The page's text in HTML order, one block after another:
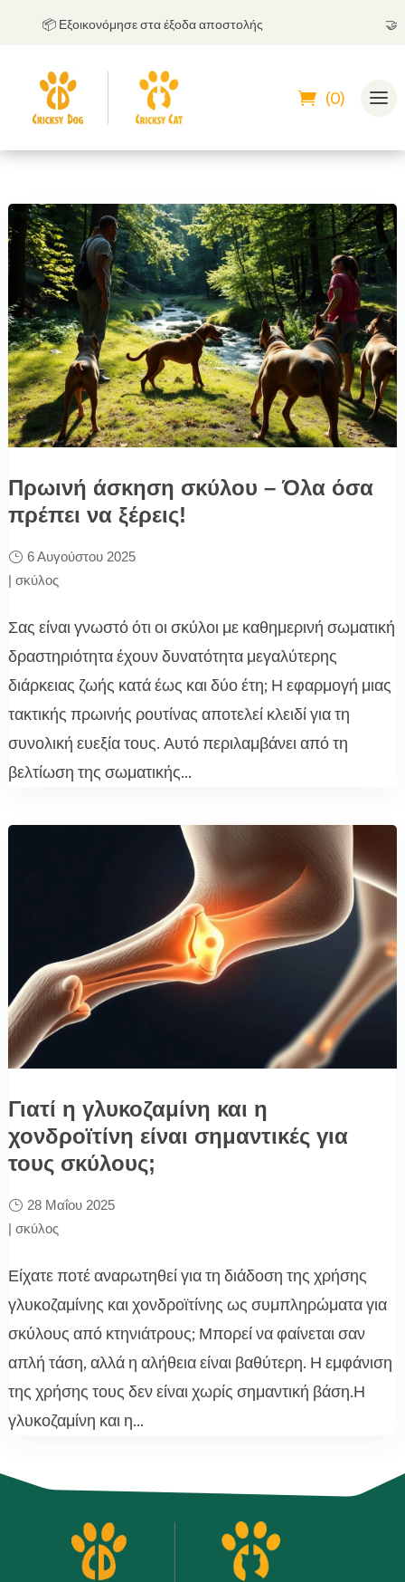
📦 Εξοικονόμησε στα έξοδα αποστολής
(0)
Πρωινή άσκηση σκύλου – Όλα όσα
πρέπει να ξέρεις!
6 Αυγούστου 2025
| σκύλος
Σας είναι γνωστό ότι οι σκύλοι με καθημερινή σωματική
δραστηριότητα έχουν δυνατότητα μεγαλύτερης
διάρκειας ζωής κατά έως και δύο έτη; Η εφαρμογή μιας
τακτικής πρωινής ρουτίνας αποτελεί κλειδί για τη
συνολική ευεξία τους. Αυτό περιλαμβάνει από τη
βελτίωση της σωματικής...
Γιατί η γλυκοζαμίνη και η
χονδροϊτίνη είναι σημαντικές για
τους σκύλους;
28 Μαΐου 2025
| σκύλος
Είχατε ποτέ αναρωτηθεί για τη διάδοση της χρήσης
γλυκοζαμίνης και χονδροϊτίνης ως συμπληρώματα για
σκύλους από κτηνιάτρους; Μπορεί να φαίνεται σαν
απλή τάση, αλλά η αλήθεια είναι βαθύτερη. Η εμφάνιση
της χρήσης τους δεν είναι χωρίς σημαντική βάση.Η
γλυκοζαμίνη και η...